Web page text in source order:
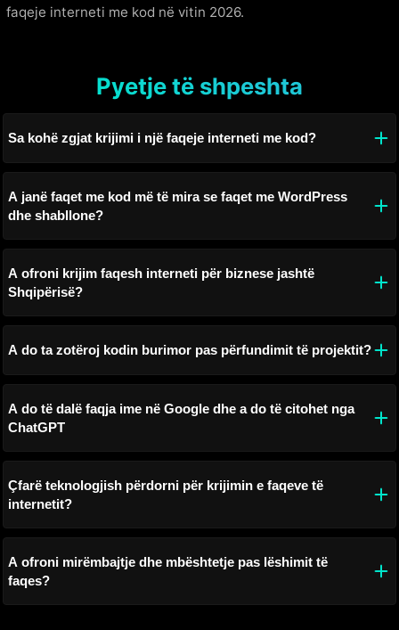
faqeje interneti me kod në vitin 2026.
Pyetje të shpeshta
Sa kohë zgjat krijimi i një faqeje interneti me kod?
A janë faqet me kod më të mira se faqet me WordPress
dhe shabllone?
A ofroni krijim faqesh interneti për biznese jashtë
Shqipërisë?
A do ta zotëroj kodin burimor pas përfundimit të projektit?
A do të dalë faqja ime në Google dhe a do të citohet nga
ChatGPT
Çfarë teknologjish përdorni për krijimin e faqeve të
internetit?
A ofroni mirëmbajtje dhe mbështetje pas lëshimit të
faqes?